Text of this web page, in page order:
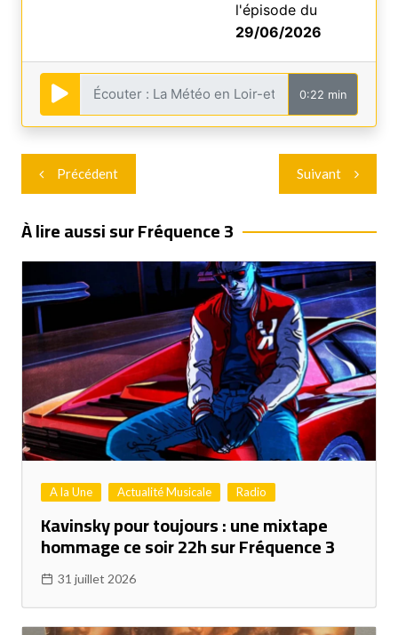
l'épisode du
29/06/2026
0:22 min
Navigation
de
l’article
Précédent Suivant
À lire aussi sur Fréquence 3
A la Une Actualité Musicale Radio
Kavinsky pour toujours : une mixtape
hommage ce soir 22h sur Fréquence 3
31 juillet 2026